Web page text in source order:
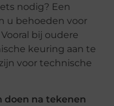
nodig? Een
u behoeden voor
bij oudere
keuring aan te
voor technische
na tekenen